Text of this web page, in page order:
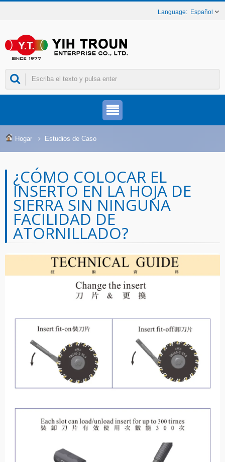
Español
Hogar Estudios de Caso
¿CÓMO COLOCAR EL
INSERTO EN LA HOJA DE
SIERRA SIN NINGUNA
FACILIDAD DE
ATORNILLADO?